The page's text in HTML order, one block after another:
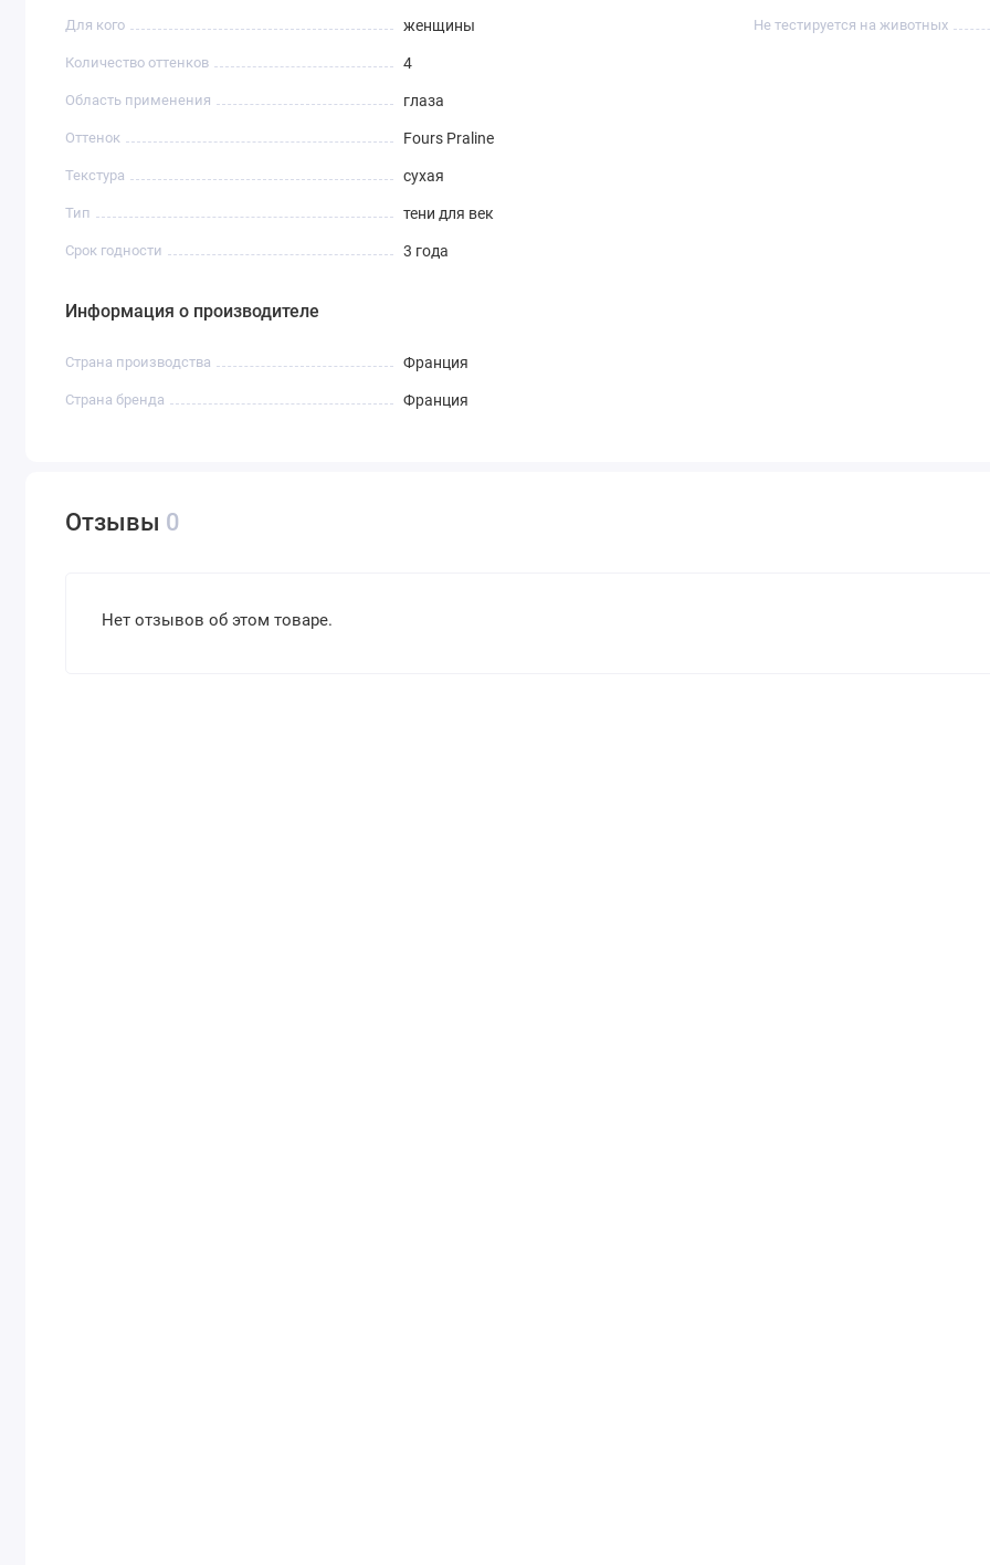
Для кого женщины
Количество оттенков 4
Область применения глаза
Оттенок Fours Praline
Текстура сухая
Тип тени для век
Срок годности 3 года
Не тестируется на животных
Информация о производителе
Страна производства Франция
Страна бренда Франция
Отзывы 0
Нет отзывов об этом товаре.